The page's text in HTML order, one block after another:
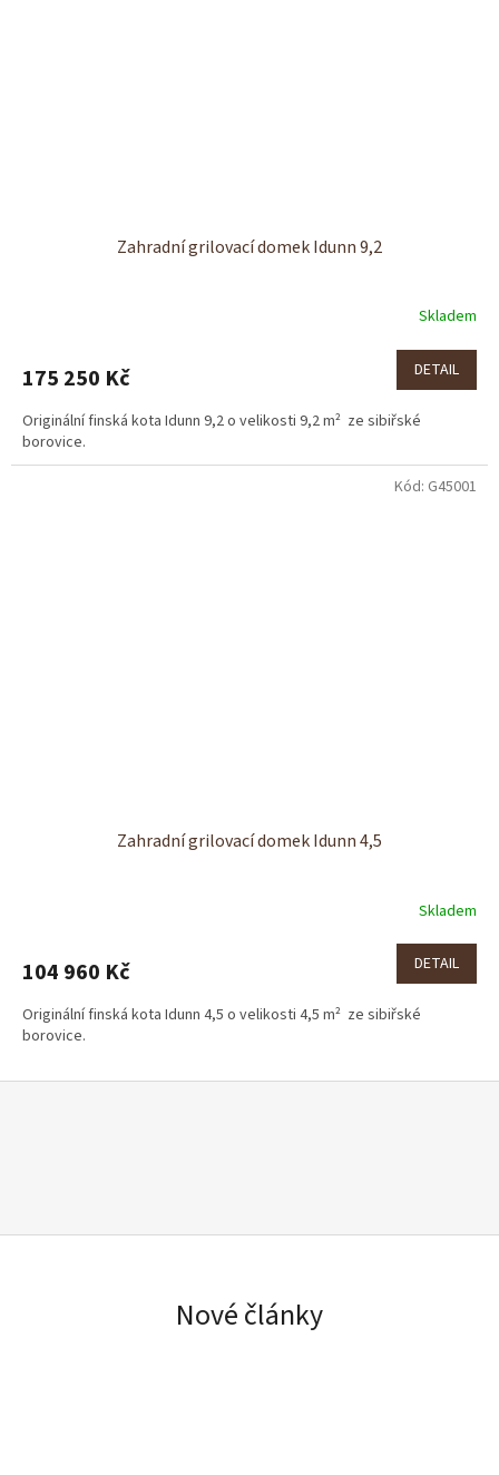
Zahradní grilovací domek Idunn 9,2
Skladem
175 250 Kč DETAIL
Originální finská kota Idunn 9,2 o velikosti 9,2 m² ze sibiřské
borovice.
Zahradní grilovací domek Idunn 4,5
Skladem
104 960 Kč DETAIL
Originální finská kota Idunn 4,5 o velikosti 4,5 m² ze sibiřské
borovice.
Kód: G45001
Nové články